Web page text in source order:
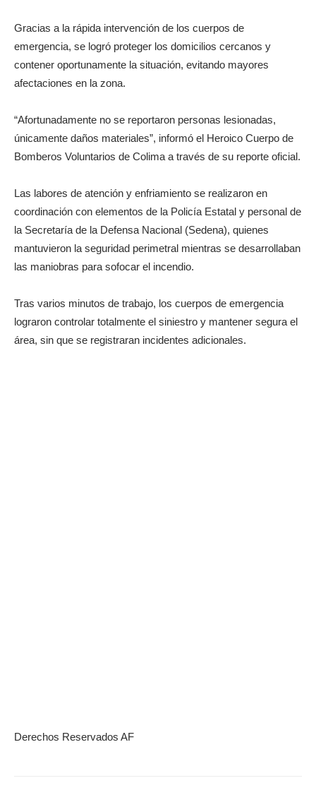
Gracias a la rápida intervención de los cuerpos de
emergencia, se logró proteger los domicilios cercanos y
contener oportunamente la situación, evitando mayores
afectaciones en la zona.
“Afortunadamente no se reportaron personas lesionadas,
únicamente daños materiales”, informó el Heroico Cuerpo de
Bomberos Voluntarios de Colima a través de su reporte oficial.
Las labores de atención y enfriamiento se realizaron en
coordinación con elementos de la Policía Estatal y personal de
la Secretaría de la Defensa Nacional (Sedena), quienes
mantuvieron la seguridad perimetral mientras se desarrollaban
las maniobras para sofocar el incendio.
Tras varios minutos de trabajo, los cuerpos de emergencia
lograron controlar totalmente el siniestro y mantener segura el
área, sin que se registraran incidentes adicionales.
Derechos Reservados AF